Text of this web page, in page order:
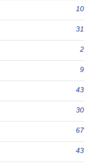
10
31
2
9
43
30
67
43